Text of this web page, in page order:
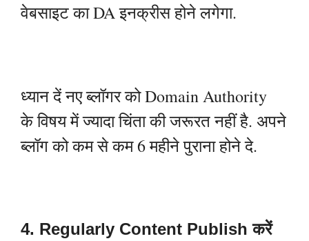
वेबसाइट का DA इनक्रीस होने लगेगा.
ध्यान दें नए ब्लॉगर को Domain Authority
के विषय में ज्यादा चिंता की जरूरत नहीं है. अपने
ब्लॉग को कम से कम 6 महीने पुराना होने दे.
4. Regularly Content Publish करें